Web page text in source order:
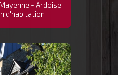
- Ardoise
d'habitation